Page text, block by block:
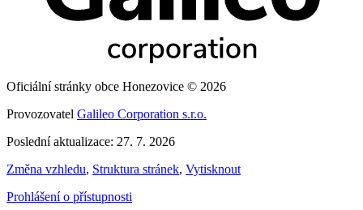
Oficiální stránky obce Honezovice © 2026
Provozovatel Galileo Corporation s.r.o.
Poslední aktualizace: 27. 7. 2026
Změna vzhledu, Struktura stránek, Vytisknout
Prohlášení o přístupnosti